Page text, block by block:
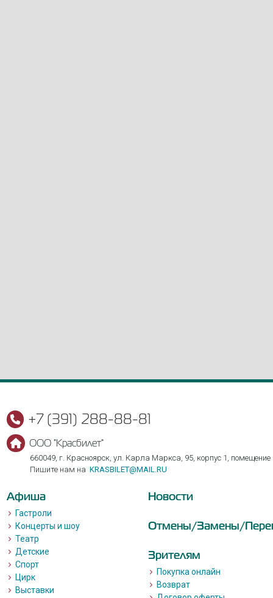
+7 (391) 288-88-81
ООО "Красбилет"
660049, г. Красноярск, ул. Карла Маркса, 95, корпус 1, помещение
Пишите нам на KRASBILET@MAIL.RU
Афиша
Гастроли
Концерты и шоу
Театр
Детские
Спорт
Цирк
Выставки
Новости
Отмены/Замены/
Зрителям
Покупка онлайн
Возврат